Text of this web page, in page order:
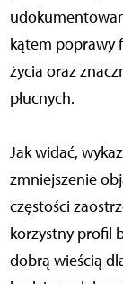
kątem poprawy
życia oraz
płucnych.
Jak widać,
zmniejszenie
częstości
korzystny profil
dobrą wieścią